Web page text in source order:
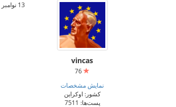
vincas
نمایش مشخصات
کشور: اوکراین
پست‌ها: 7511
13 نوامبر 2016،‏ 12:39:32